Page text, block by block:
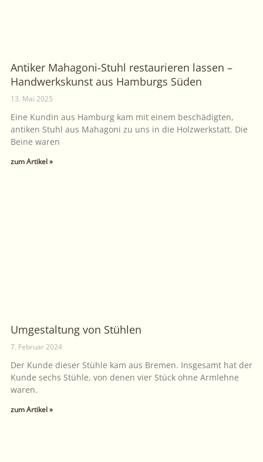
Antiker Mahagoni-Stuhl restaurieren lassen –
Handwerkskunst aus Hamburgs Süden
13. Mai 2025
Eine Kundin aus Hamburg kam mit einem beschädigten,
antiken Stuhl aus Mahagoni zu uns in die Holzwerkstatt. Die
Beine waren
zum Artikel »
Umgestaltung von Stühlen
7. Februar 2024
Der Kunde dieser Stühle kam aus Bremen. Insgesamt hat der
Kunde sechs Stühle, von denen vier Stück ohne Armlehne
waren.
zum Artikel »